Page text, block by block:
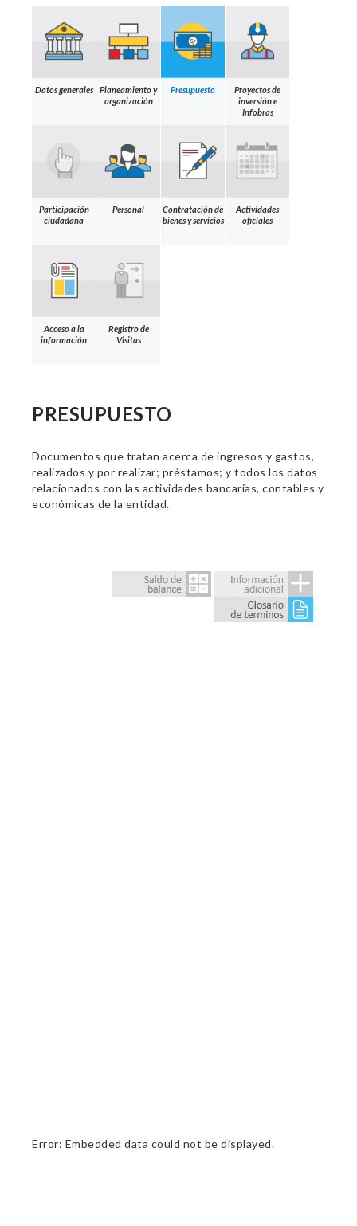
Datos generales
Planeamiento y
organización
Presupuesto
Proyectos de
inversión e
Infobras
Participación
ciudadana
Personal
Contratación de
bienes y servicios
Actividades
oficiales
Acceso a la
información
Registro de
Visitas
PRESUPUESTO
Documentos que tratan acerca de ingresos y gastos,
realizados y por realizar; préstamos; y todos los datos
relacionados con las actividades bancarias, contables y
económicas de la entidad.
Error: Embedded data could not be displayed.